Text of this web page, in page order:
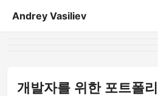
Andrey Vasiliev
개발자를 위한 포트폴